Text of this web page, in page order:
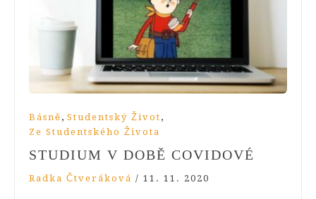
Básně , Studentský Život ,
Ze Studentského Života
STUDIUM V DOBĚ COVIDOVÉ
Radka Čtveráková / 11. 11. 2020